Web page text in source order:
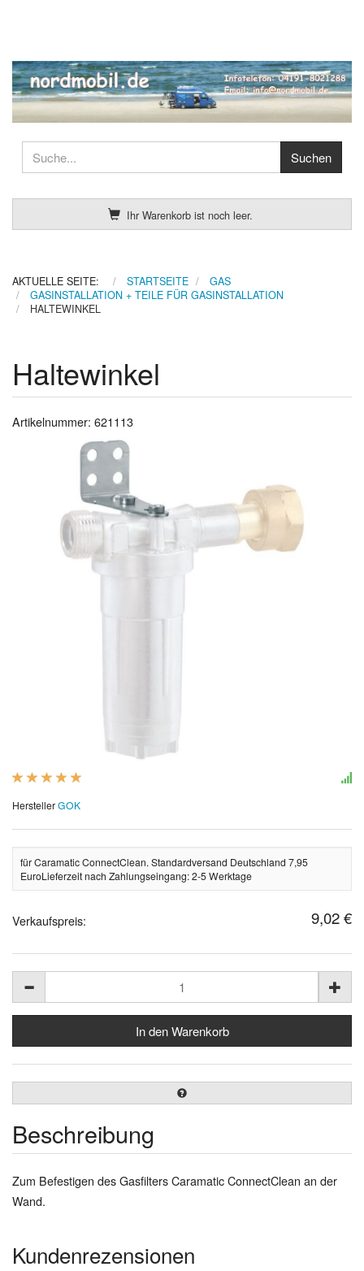
Ihr Warenkorb ist noch leer.
AKTUELLE SEITE: STARTSEITE
GAS
GASINSTALLATION + TEILE FÜR GASINSTALLATION
HALTEWINKEL
Haltewinkel
Artikelnummer: 621113
HerstellerGOK
für Caramatic ConnectClean. Standardversand Deutschland 7,95
EuroLieferzeit nach Zahlungseingang: 2-5 Werktage
Verkaufspreis: 9,02 €
Beschreibung
Zum Befestigen des Gasfilters Caramatic ConnectClean an der
Wand.
Kundenrezensionen